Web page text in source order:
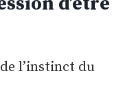
l’instinct du